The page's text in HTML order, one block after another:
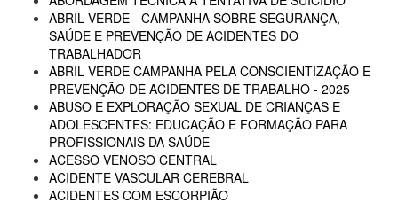
ABRIL VERDE - CAMPANHA SOBRE SEGURANÇA,
SAÚDE E PREVENÇÃO DE ACIDENTES DO
TRABALHADOR
ABRIL VERDE CAMPANHA PELA CONSCIENTIZAÇÃO E
PREVENÇÃO DE ACIDENTES DE TRABALHO - 2025
ABUSO E EXPLORAÇÃO SEXUAL DE CRIANÇAS E
ADOLESCENTES: EDUCAÇÃO E FORMAÇÃO PARA
PROFISSIONAIS DA SAÚDE
ACESSO VENOSO CENTRAL
ACIDENTE VASCULAR CEREBRAL
ACIDENTES COM ESCORPIÃO